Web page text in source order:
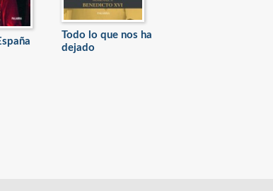
Todo lo que nos ha
dejado